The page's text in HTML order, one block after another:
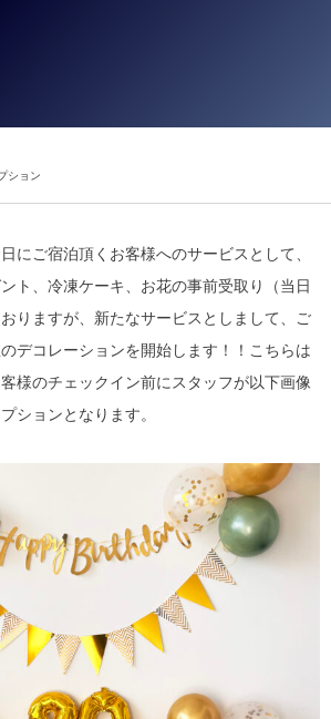
ション
にご宿泊頂くお客様へのサービスとして、
ト、冷凍ケーキ、お花の事前受取り（当日
りますが、新たなサービスとしまして、ご
デコレーションを開始します！！こちらは
様のチェックイン前にスタッフが以下画像
ションとなります。